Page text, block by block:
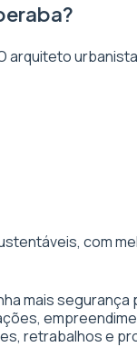
com
mais
retrabalhos e